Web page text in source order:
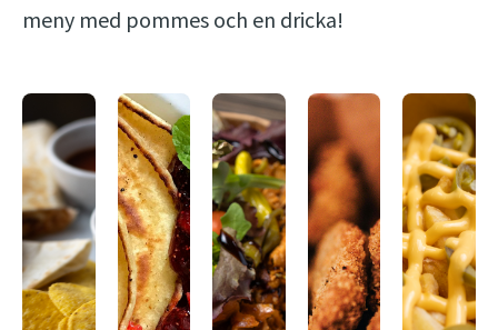
meny med pommes och en dricka!